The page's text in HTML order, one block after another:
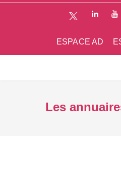
ESPACE AD
Les